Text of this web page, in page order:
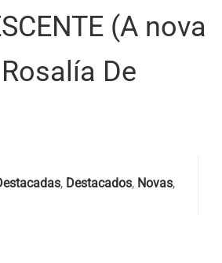
(A nova
De
, Destacados, Novas,